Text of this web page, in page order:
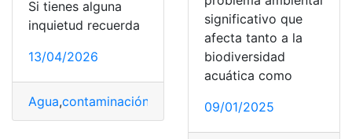
Si tienes alguna
inquietud recuerda
13/04/2026
Agua,contaminación ,Diésel,estaba
significativo que
afecta tanto a la
biodiversidad
acuática como
09/01/2025